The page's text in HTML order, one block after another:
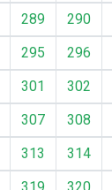
289 290
295 296
301 302
307 308
313 314